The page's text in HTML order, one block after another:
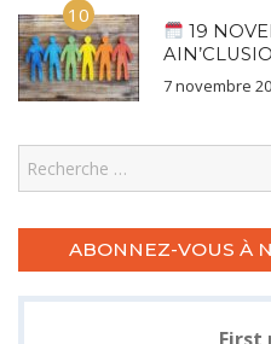
10
19
7 novembre
Search
ABONNEZ-VOUS À
First